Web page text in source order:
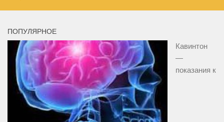
ПОПУЛЯРНОЕ
Кавинтон
—
показания к